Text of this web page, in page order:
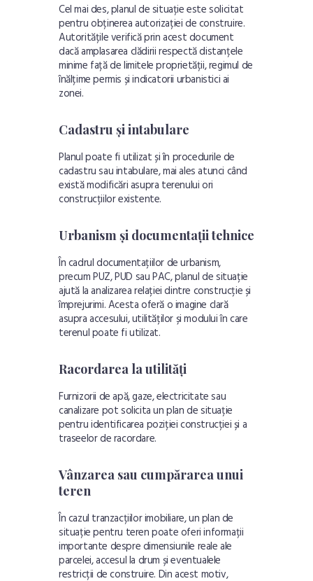
Cel mai des, planul de situație este solicitat
pentru obținerea autorizației de construire.
Autoritățile verifică prin acest document
dacă amplasarea clădirii respectă distanțele
minime față de limitele proprietății, regimul de
înălțime permis și indicatorii urbanistici ai
zonei.
Cadastru și intabulare
Planul poate fi utilizat și în procedurile de
cadastru sau intabulare, mai ales atunci când
există modificări asupra terenului ori
construcțiilor existente.
Urbanism și documentații tehnice
În cadrul documentațiilor de urbanism,
precum PUZ, PUD sau PAC, planul de situație
ajută la analizarea relației dintre construcție și
împrejurimi. Acesta oferă o imagine clară
asupra accesului, utilităților și modului în care
terenul poate fi utilizat.
Racordarea la utilități
Furnizorii de apă, gaze, electricitate sau
canalizare pot solicita un plan de situație
pentru identificarea poziției construcției și a
traseelor de racordare.
Vânzarea sau cumpărarea unui
teren
În cazul tranzacțiilor imobiliare, un plan de
situație pentru teren poate oferi informații
importante despre dimensiunile reale ale
parcelei, accesul la drum și eventualele
restricții de construire. Din acest motiv,